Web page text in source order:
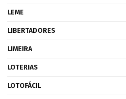
LEME
LIBERTADORES
LIMEIRA
LOTERIAS
LOTOFÁCIL